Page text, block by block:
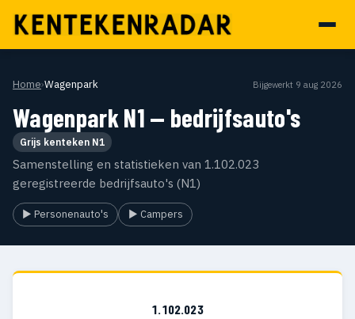
Home›Wagenpark Bijgewerkt 9 aug 2026
Wagenpark N1 — bedrijfsauto's
Grijs kenteken N1
Samenstelling en statistieken van 1.102.023
geregistreerde bedrijfsauto's (N1)
▶ Personenauto's ▶ Campers
1.102.023